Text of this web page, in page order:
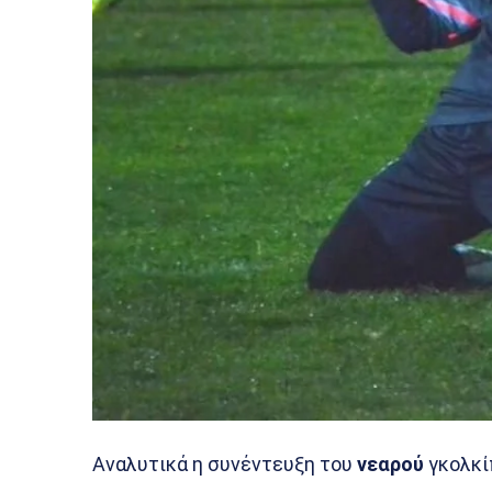
Αναλυτικά η συνέντευξη του νεαρού